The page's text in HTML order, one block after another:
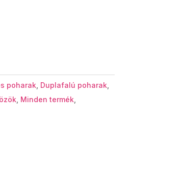
poharak Duplafalú poharak
Minden termék